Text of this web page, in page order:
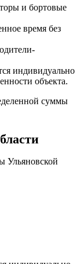
и бортовые
время без
индивидуально
объекта.
суммы
Ульяновской